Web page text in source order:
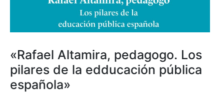
«Rafael Altamira, pedagogo. Los
pilares de la edducación pública
española»